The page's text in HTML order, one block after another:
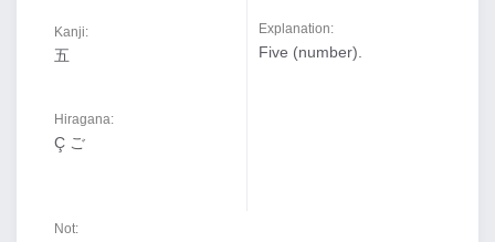
Kanji:
五
Hiragana:
Ç ご
Explanation:
Five (number).
Not: